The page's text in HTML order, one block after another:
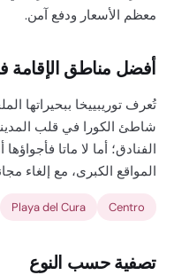
معظم الأسعار ودفع آمن.
أفضل مناطق الإقامة
تُعرف توريبييخا ببحيراتها
شاطئ الكورا في قلب
المواقع الكبرى، مع إلغاء
Centro
Playa del Cura
تصفية حسب النوع